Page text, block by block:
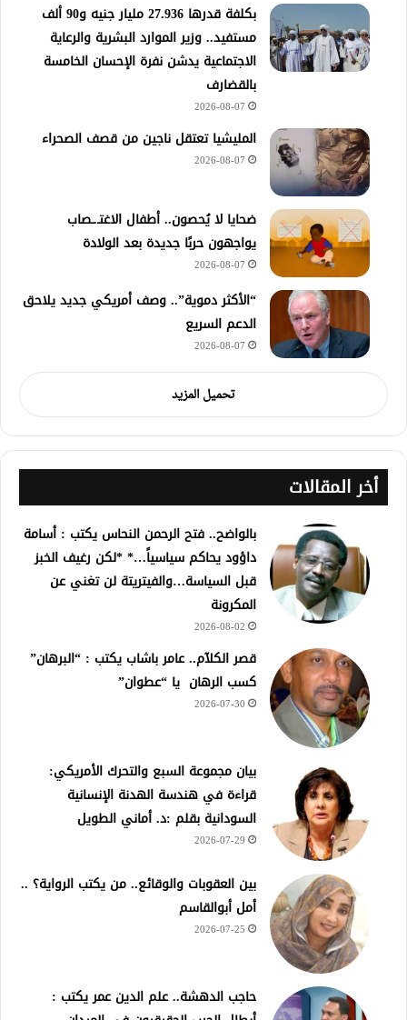
​بكلفة قدرها 27.936 مليار جنيه و90 ألف
مستفيد.. وزير الموارد البشرية والرعاية
الاجتماعية يدشن نفرة الإحسان الخامسة
بالقضارف
2026-08-07
المليشيا تعتقل ناجين من قصف الصحراء
2026-08-07
ضحايا لا يُحصون.. أطفال الاغتـ.ـصاب
يواجهون حربًا جديدة بعد الولادة
2026-08-07
“الأكثر دموية”.. وصف أمريكي جديد يلاحق
الدعم السريع
2026-08-07
تحميل المزيد
أخر المقالات
بالواضح.. فتح الرحمن النحاس يكتب : أسامة
داؤود يحاكم سياسياً…* *لكن رغيف الخبز
قبل السياسة…والفيتريتة لن تغني عن
المكرونة
2026-08-02
قصر الكلآم.. عامر باشاب يكتب : “البرهان”
كسب الرهان يا “عطوان”
2026-07-30
بيان مجموعة السبع والتحرك الأمريكي:
قراءة في هندسة الهدنة الإنسانية
السودانية بقلم :د. أماني الطويل
2026-07-29
بين العقوبات والوقائع.. من يكتب الرواية؟ ..
أمل أبوالقاسم
2026-07-25
حاجب الدهشة.. علم الدين عمر يكتب :